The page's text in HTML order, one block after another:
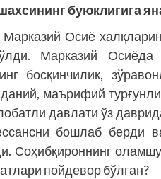
буюклигига
Осиё
Марказий
босқинчилик,
маърифий
давлати ўз
бошлаб берди
Соҳибқироннинг
пойдевор бўлган?